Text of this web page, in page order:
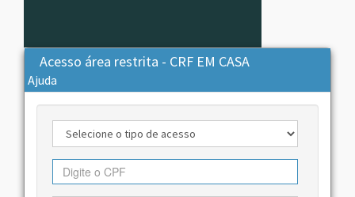
Acesso área restrita - CRF EM CASA
Ajuda